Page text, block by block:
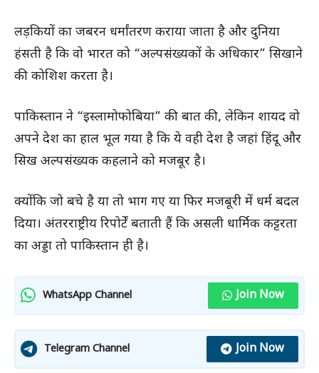
लड़कियों का जबरन धर्मांतरण कराया जाता है और दुनिया
हंसती है कि वो भारत को “अल्पसंख्यकों के अधिकार” सिखाने
की कोशिश करता है।
पाकिस्तान ने “इस्लामोफोबिया” की बात की, लेकिन शायद वो
अपने देश का हाल भूल गया है कि ये वही देश है जहां हिंदू और
सिख अल्पसंख्यक कहलाने को मजबूर है।
क्योंकि जो बचे है या तो भाग गए या फिर मजबूरी में धर्म बदल
दिया। अंतरराष्ट्रीय रिपोर्टें बताती हैं कि असली धार्मिक कट्टरता
का अड्डा तो पाकिस्तान ही है।
WhatsApp Channel Join Now
Telegram Channel Join Now